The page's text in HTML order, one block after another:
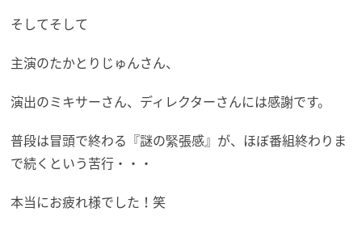
そしてそして
主演のたかとりじゅんさん、
演出のミキサーさん、ディレクターさんには感謝です。
普段は冒頭で終わる『謎の緊張感』が、ほぼ番組終わりま
で続くという苦行・・・
本当にお疲れ様でした！笑